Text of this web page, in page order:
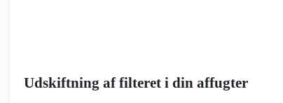
Udskiftning af filteret i din affugter